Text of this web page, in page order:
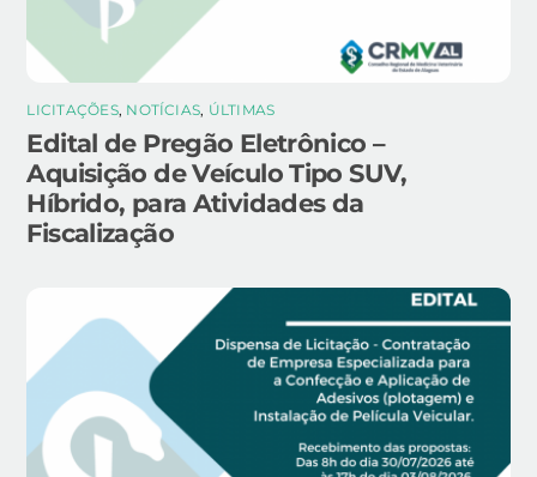
LICITAÇÕES, NOTÍCIAS, ÚLTIMAS
Edital de Pregão Eletrônico –
Aquisição de Veículo Tipo SUV,
Híbrido, para Atividades da
Fiscalização